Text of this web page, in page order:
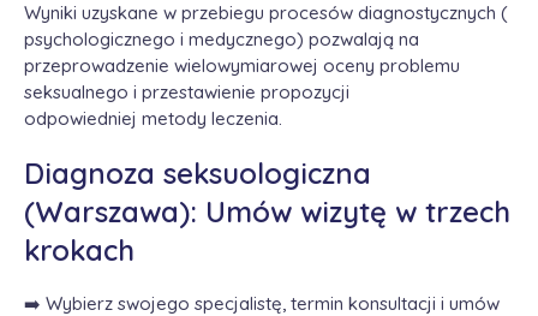
Wyniki uzyskane w przebiegu procesów diagnostycznych (
psychologicznego i medycznego) pozwalają na
przeprowadzenie wielowymiarowej oceny problemu
seksualnego i przestawienie propozycji
odpowiedniej metody leczenia.
Diagnoza seksuologiczna
(Warszawa): Umów wizytę w trzech
krokach
➡️ Wybierz swojego specjalistę, termin konsultacji i umów